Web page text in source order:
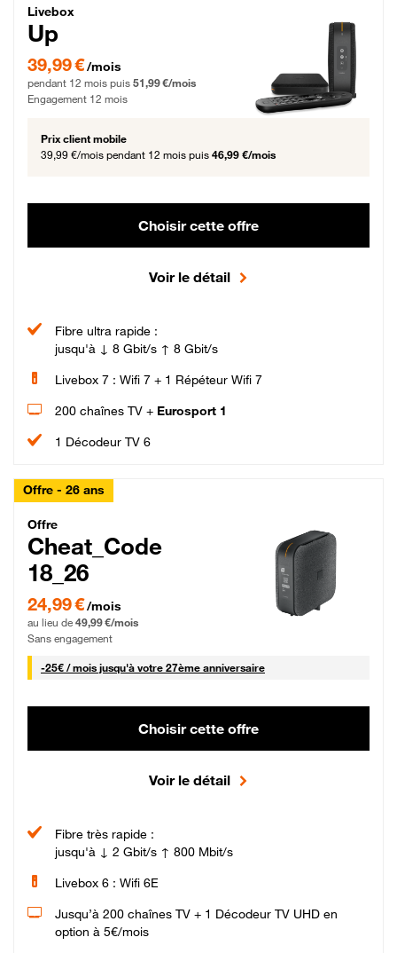
Livebox Up Fibre
Livebox
Up
39,99 € par mois pendant 12 mois puis 51,99 € par mois, Engagement 12 mois
39,99 €/mois
pendant 12 mois puis 51,99 €/mois
Engagement 12 mois
Prix client mobile
39,99 €/mois pendant 12 mois puis 46,99 €/mois
Choisir cette offre
Voir le détail
Fibre ultra rapide :
jusqu'à ↓ 8 Gbit/s ↑ 8 Gbit/s
Livebox 7 : Wifi 7 + 1 Répéteur Wifi 7
200 chaînes TV + Eurosport 1
1 Décodeur TV 6
Offre - 26 ans
Cheat_Code Fibre_18_26
Offre
Cheat_Code
18_26
24,99 € par mois pendant 0 mois puis 49,99 € par mois, Sans engagement
24,99 €/mois
au lieu de 49,99 €/mois
Sans engagement
-25€ / mois25 € par mois
jusqu'à votre 27ème anniversaire
Choisir cette offre
Voir le détail
Fibre très rapide :
jusqu'à ↓ 2 Gbit/s ↑ 800 Mbit/s
Livebox 6 : Wifi 6E
Jusqu’à 200 chaînes TV + 1 Décodeur TV UHD en
option à 5€/mois